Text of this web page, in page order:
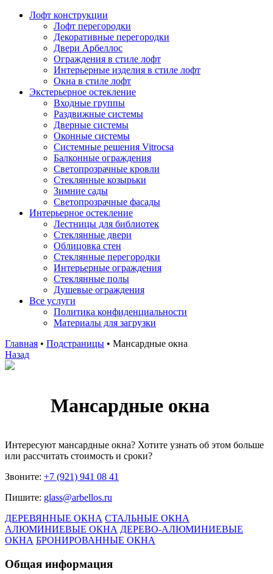
Лофт конструкции
Лофт перегородки
Декоративные перегородки
Двери Арбеллос
Ограждения в стиле лофт
Интерьерные изделия в стиле лофт
Окна в стиле лофт
Экстерьерное остекление
Входные группы
Раздвижные системы
Дверные системы
Оконные системы
Системные решения Vitrocsa
Балконные ограждения
Светопрозрачные кровли
Стеклянные козырьки
Зимние сады
Светопрозрачные фасады
Интерьерное остекление
Лестницы для библиотек
Стеклянные двери
Облицовка стен
Стеклянные перегородки
Интерьерные ограждения
Стеклянные полы
Душевые ограждения
Все услуги
Политика конфиденциальности
Материалы для загрузки
Главная • Подстраницы • Мансардные окна
Назад
Мансардные окна
Интересуют мансардные окна? Хотите узнать об этом больше
или рассчитать стоимость и сроки?
Звоните: +7 (921) 941 08 41
Пишите: glass@arbellos.ru
ДЕРЕВЯННЫЕ ОКНА СТАЛЬНЫЕ ОКНА
АЛЮМИНИЕВЫЕ ОКНА ДЕРЕВО-АЛЮМИНИЕВЫЕ
ОКНА БРОНИРОВАННЫЕ ОКНА
Общая информация